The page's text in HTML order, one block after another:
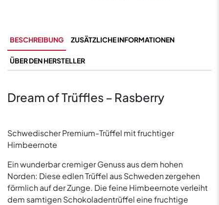
BESCHREIBUNG ZUSÄTZLICHE INFORMATIONEN
ÜBER DEN HERSTELLER
Dream of Trüffles – Rasberry
Schwedischer Premium-Trüffel mit fruchtiger
Himbeernote
Ein wunderbar cremiger Genuss aus dem hohen
Norden: Diese edlen Trüffel aus Schweden zergehen
förmlich auf der Zunge. Die feine Himbeernote verleiht
dem samtigen Schokoladentrüffel eine fruchtige